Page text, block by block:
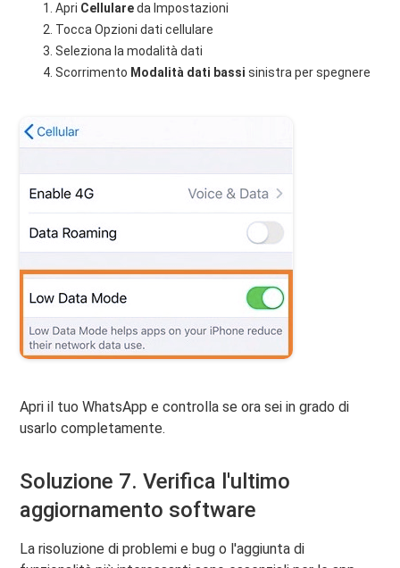
Apri Cellulareda Impostazioni
Tocca Opzioni dati cellulare
Seleziona la modalità dati
Scorrimento Modalità dati bassi sinistra per spegnere
Apri il tuo WhatsApp e controlla se ora sei in grado di
usarlo completamente.
Soluzione 7. Verifica l'ultimo
aggiornamento software
La risoluzione di problemi e bug o l'aggiunta di